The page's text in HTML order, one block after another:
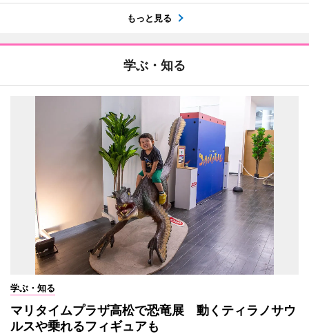
もっと見る
学ぶ・知る
学ぶ・知る
マリタイムプラザ高松で恐竜展 動くティラノサウ
ルスや乗れるフィギュアも